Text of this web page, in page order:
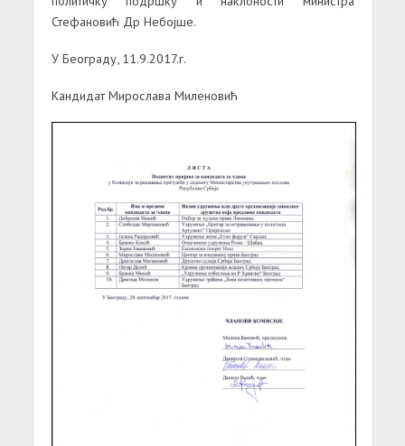
Стефановић Др Небојше.
У Београду, 11.9.2017.г.
Кандидат Мирослава Миленовић